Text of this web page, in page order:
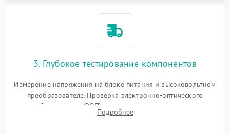
3. Глубокое тестирование компонентов
Измерение напряжения на блоке питания и высоковольтном
преобразователе. Проверка электронно-оптического
преобразователя (ЭОП) на стенде на предмет эмиссии,
шумов и засветок. Диагностика микросхем цифровых
Подробнее